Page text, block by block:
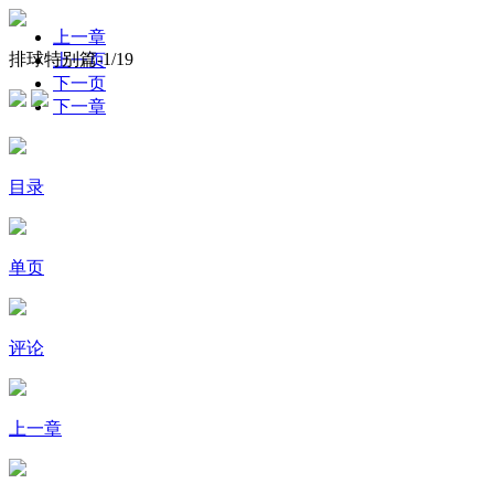
排球特别篇-1/19
上一章
上一页
下一页
下一章
目录
单页
评论
上一章